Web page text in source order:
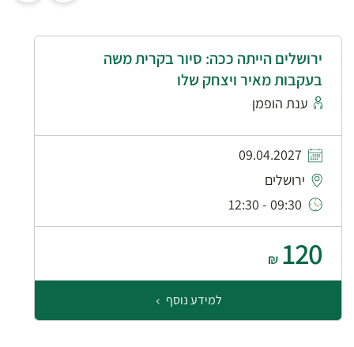
ירושלים הייתה ככה: סיור בקרית משה
בעקבות מאיר ויצחק שלו
ענת הופמן
09.04.2027
ירושלים
09:30 - 12:30
120
₪
למידע נוסף